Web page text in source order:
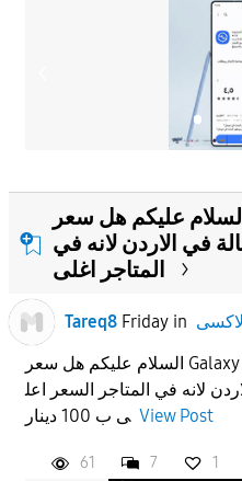
السلام عليكم هل سعرGalaxy S26 Ultra هيك في
في الاردن لانه في
المتاجر اغلى
Tareq8 Fridayin
السلام عليكم هل سعر Galaxy S26 Ultra هيك في الاردن وهل
لانه في المتاجر السعر اعل
ى ب 100 دينار View Post
61 7 1